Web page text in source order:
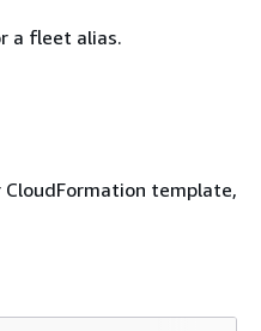
a fleet alias.
template,